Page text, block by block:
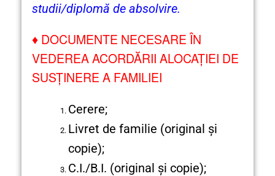
studii/diplomă de absolvire.
♦ DOCUMENTE NECESARE ÎN
VEDEREA ACORDĂRII ALOCAŢIEI DE
SUSŢINERE A FAMILIEI
Cerere;
Livret de familie (original şi
copie);
C.I./B.I. (original şi copie);